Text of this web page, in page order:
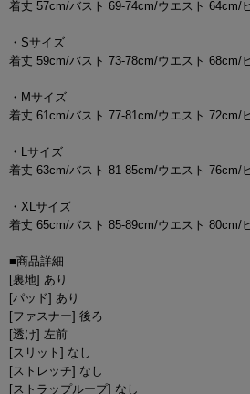
着丈 57cm/バスト 69-74cm/ウエスト 64cm/
・Sサイズ
着丈 59cm/バスト 73-78cm/ウエスト 68cm/
・Mサイズ
着丈 61cm/バスト 77-81cm/ウエスト 72cm/
・Lサイズ
着丈 63cm/バスト 81-85cm/ウエスト 76cm/
・XLサイズ
着丈 65cm/バスト 85-89cm/ウエスト 80cm/
■商品詳細
[裏地] あり
[パッド] あり
[ファスナー] 後ろ
[透け] 左前
[スリット] なし
[ストレッチ] なし
[ストラップループ] なし